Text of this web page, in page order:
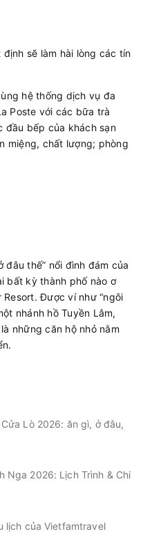
sẽ làm hài lòng các tín
hệ thống dịch vụ đa
Poste với các bữa trà
đầu bếp của khách sạn
miệng, chất lượng; phòng
đâu thế” nổi đình đám của
bất kỳ thành phố nào ơ
Resort. Được ví như “ngôi
nhánh hồ Tuyền Lâm,
những căn hộ nhỏ nằm
Lò 2026: ăn gì, ở đâu,
Nga 2026: Lịch Trình & Chi
lịch của Vietfamtravel